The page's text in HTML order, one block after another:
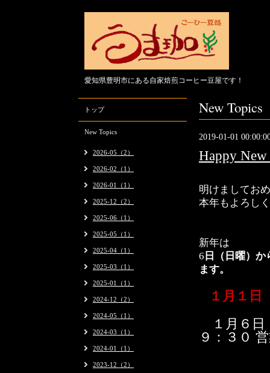
愛知県豊明市にある自家焙煎コーヒー豆屋です！
New Topics
2019-01-01
Happy New
明けましてお
本年もよろし
新年は
6 日（日曜）か
ます。
１月１
１月６
９：３０
トップ
New Topics
2026-05（2）
2026-02（1）
2026-01（1）
2025-12（2）
2025-06（1）
2025-05（1）
2025-04（1）
2025-03（1）
2025-01（1）
2024-12（2）
2024-05（1）
2024-03（1）
2024-01（1）
2023-12（2）